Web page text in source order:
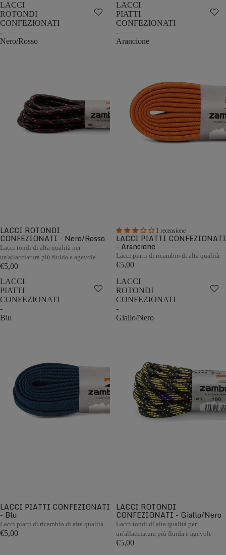
LACCI
ROTONDI
CONFEZIONATI
-
Nero/Rosso
LACCI ROTONDI
CONFEZIONATI - Nero/Rosso
Lacci tondi di alta qualità per
un'allacciatura più fluida e agevole
€5,00
LACCI
PIATTI
CONFEZIONATI
-
Arancione
1 recensione
LACCI PIATTI CONFEZIONATI
- Arancione
Lacci piatti di ricambio di alta qualità
€5,00
LACCI
PIATTI
CONFEZIONATI
-
Blu
LACCI PIATTI CONFEZIONATI
- Blu
Lacci piatti di ricambio di alta qualità
€5,00
LACCI
ROTONDI
CONFEZIONATI
-
Giallo/Nero
LACCI ROTONDI
CONFEZIONATI - Giallo/Nero
Lacci tondi di alta qualità per
un'allacciatura più fluida e agevole
€5,00